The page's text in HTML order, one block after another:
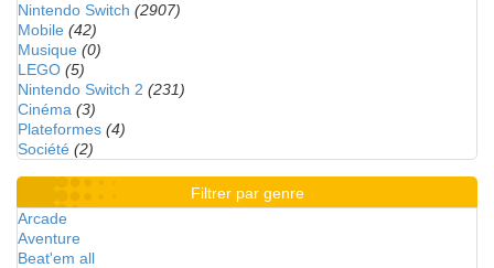
Nintendo Switch (2907)
Mobile (42)
Musique (0)
LEGO (5)
Nintendo Switch 2 (231)
Cinéma (3)
Plateformes (4)
Société (2)
Filtrer par genre
Arcade
Aventure
Beat'em all